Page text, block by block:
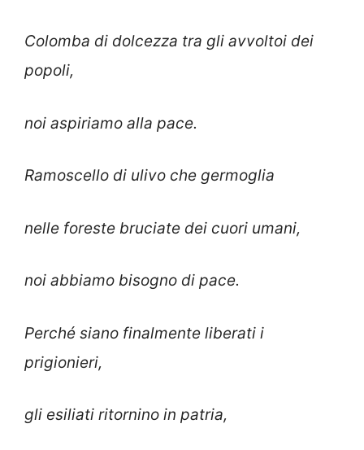
Colomba di dolcezza tra gli avvoltoi dei
popoli,
noi aspiriamo alla pace.
Ramoscello di ulivo che germoglia
nelle foreste bruciate dei cuori umani,
noi abbiamo bisogno di pace.
Perché siano finalmente liberati i
prigionieri,
gli esiliati ritornino in patria,